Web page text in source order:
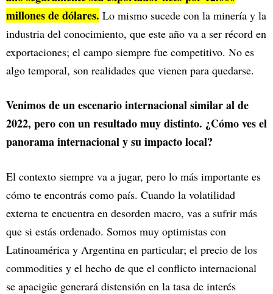
millones de dólares. Lo mismo sucede con la minería y la
industria del conocimiento, que este año va a ser récord en
exportaciones; el campo siempre fue competitivo. No es
algo temporal, son realidades que vienen para quedarse.
Venimos de un escenario internacional similar al de
2022, pero con un resultado muy distinto. ¿Cómo ves el
panorama internacional y su impacto local?
El contexto siempre va a jugar, pero lo más importante es
cómo te encontrás como país. Cuando la volatilidad
externa te encuentra en desorden macro, vas a sufrir más
que si estás ordenado. Somos muy optimistas con
Latinoamérica y Argentina en particular; el precio de los
commodities y el hecho de que el conflicto internacional
se apacigüe generará distensión en la tasa de interés